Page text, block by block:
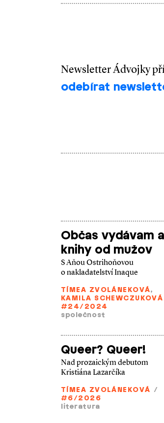
Newsletter Ádvojky
odebírat
Občas vydávam
knihy od mužov
S Aňou Ostrihoňovou
o nakladatelství Inaque
TÍMEA ZVOLÁNEKOVÁ,
KAMILA SCHEWCZUKOVÁ
#24/2024
společnost
Queer? Queer!
Nad prozaickým debutom
Kristiána Lazarčíka
TÍMEA ZVOLÁNEKOVÁ /
#6/2026
literatura